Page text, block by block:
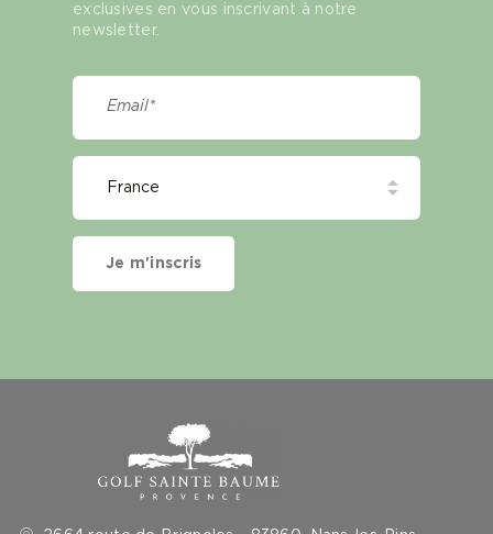
exclusives en vous inscrivant à notre
newsletter.
Je m'inscris